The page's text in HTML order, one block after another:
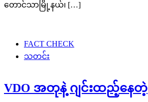
တောင်သာမြို့နယ်၊ […]
FACT CHECK
သတင်း
VDO အတုနဲ့ ဂျင်းထည့်နေတဲ့